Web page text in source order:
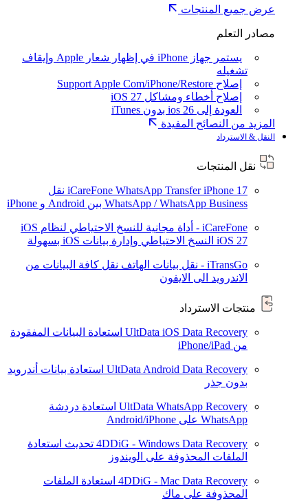
عرض جميع المنتجات
مصادر التعلم
يستمر جهاز iPhone في إظهار شعار Apple وإيقاف
تشغيله
إصلاح Support Apple Com/iPhone/Restore
إصلاح أخطاء ومشاكل iOS 27
العودة إلى ios 26 بدون iTunes
المزيد من النصائح المفيدة
النقل & الاسترداد
نقل المنتجات
iCareFone WhatsApp TransferiPhone 17
نقل
WhatsApp / WhatsApp Business بين Android و iPhone
iCareFone - أداة مجانية للنسخ الاحتياطي لنظام iOS
iOS 27 النسخ الاحتياطي وإدارة بيانات iOS بسهولة
iTransGo - نقل بيانات الهاتف
نقل كافة البيانات من
الاندرويد الى الايفون
منتجات الاسترداد
UltData iOS Data Recovery استعادة البيانات المفقودة
من iPhone/iPad
UltData Android Data Recovery استعادة بيانات أندرويد
بدون جذر
UltData WhatsApp Recovery استعادة دردشة
WhatsApp على Android/iPhone
4DDiG - Windows Data Recovery تحديث استعادة
الملفات المحذوفة على الويندوز
4DDiG - Mac Data Recovery استعادة الملفات
المحذوفة على ماك